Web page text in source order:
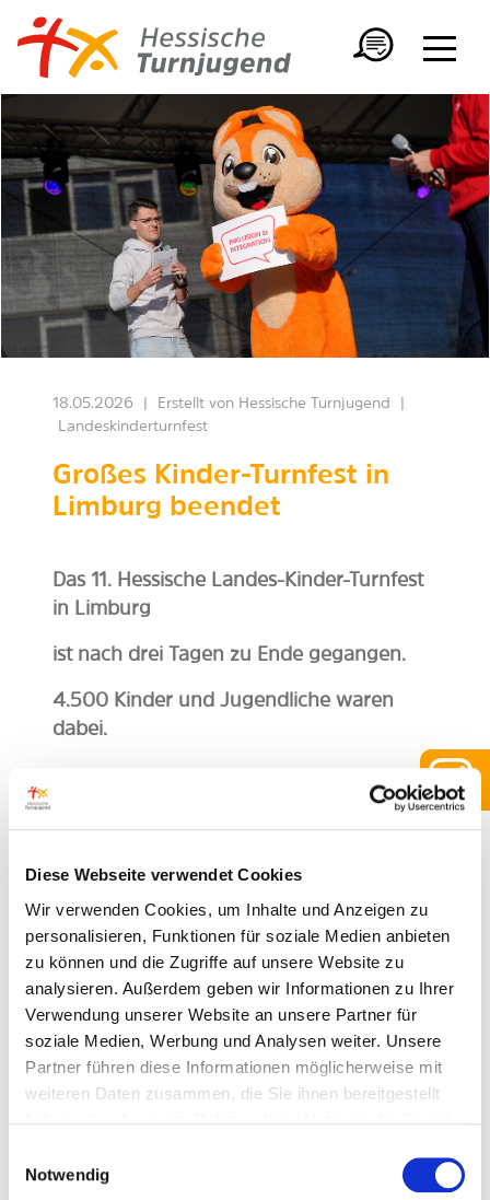
Diese Webseite verwendet Cookies
Wir verwenden Cookies, um Inhalte und Anzeigen zu
personalisieren, Funktionen für soziale Medien anbieten
zu können und die Zugriffe auf unsere Website zu
analysieren. Außerdem geben wir Informationen zu Ihrer
Verwendung unserer Website an unsere Partner für
soziale Medien, Werbung und Analysen weiter. Unsere
Partner führen diese Informationen möglicherweise mit
weiteren Daten zusammen, die Sie ihnen bereitgestellt
Notwendig
18.05.2026 Erstellt von Hessische Turnjugend
Landeskinderturnfest
Großes Kinder-Turnfest in
Limburg beendet
Das 11. Hessische Landes-Kinder-Turnfest
in Limburg
ist nach drei Tagen zu Ende gegangen.
4.500 Kinder und Jugendliche waren
dabei.
Es gab viele Sport-Wettkämpfe und Mitmach-
Angebote.
Die Kinder konnten turnen, spielen und
Die Veranstalter sagen: Das Fest war ein
großer Erfolg.
Besonders wichtig waren Gemeinschaft,
Viele Helferinnen und Helfer unterstützten das